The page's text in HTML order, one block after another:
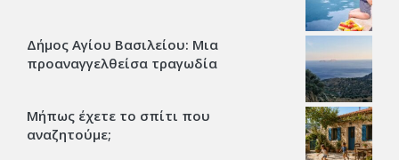
Δήμος Αγίου Βασιλείου: Μια
προαναγγελθείσα τραγωδία
Μήπως έχετε το σπίτι που
αναζητούμε;